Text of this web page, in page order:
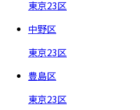
東京23区
中野区
東京23区
豊島区
東京23区